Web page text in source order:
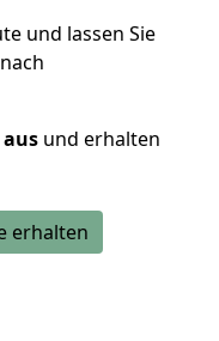
und lassen Sie
und erhalten
erhalten